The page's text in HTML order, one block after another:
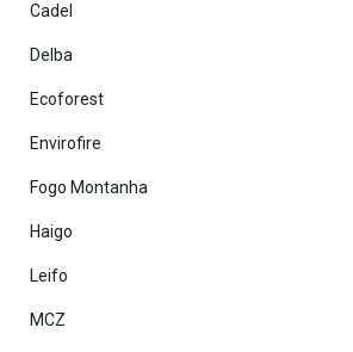
Cadel
Delba
Ecoforest
Envirofire
Fogo Montanha
Haigo
Leifo
MCZ